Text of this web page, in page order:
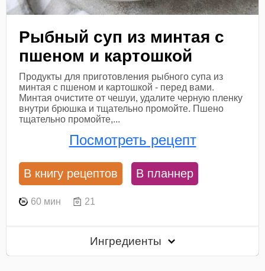
Рыбный суп из минтая с
пшеном и картошкой
Продукты для приготовления рыбного супа из
минтая с пшеном и картошкой - перед вами.
Минтая очистите от чешуи, удалите черную пленку
внутри брюшка и тщательно промойте. Пшено
тщательно промойте,...
Посмотреть рецепт
В книгу рецептов В планнер
60 мин 21
Ингредиенты